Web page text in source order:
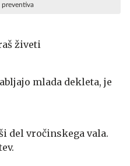
preventiva
živeti
mlada dekleta, je
del vročinskega vala.